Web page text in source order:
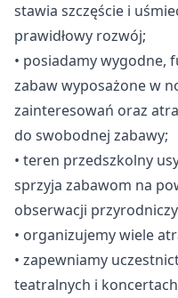
stawia szczęście i
prawidłowy rozwój;
• posiadamy wygodne,
zabaw wyposażone w
zainteresowań oraz
do swobodnej zabawy;
• teren przedszkolny
sprzyja zabawom na
obserwacji
• organizujemy wiele
• zapewniamy
teatralnych i